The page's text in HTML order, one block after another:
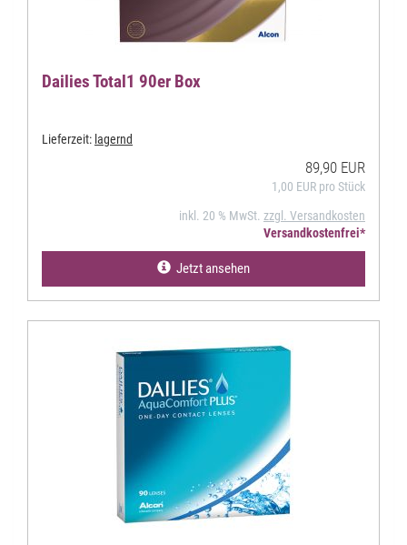
Dailies Total1 90er Box
Lieferzeit: lagernd
89,90 EUR
1,00 EUR pro Stück
inkl. 20 % MwSt. zzgl. Versandkosten
Versandkostenfrei*
Jetzt ansehen